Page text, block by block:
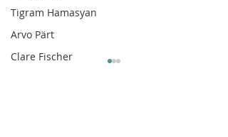
Tigram Hamasyan
Arvo Pärt
Clare Fischer